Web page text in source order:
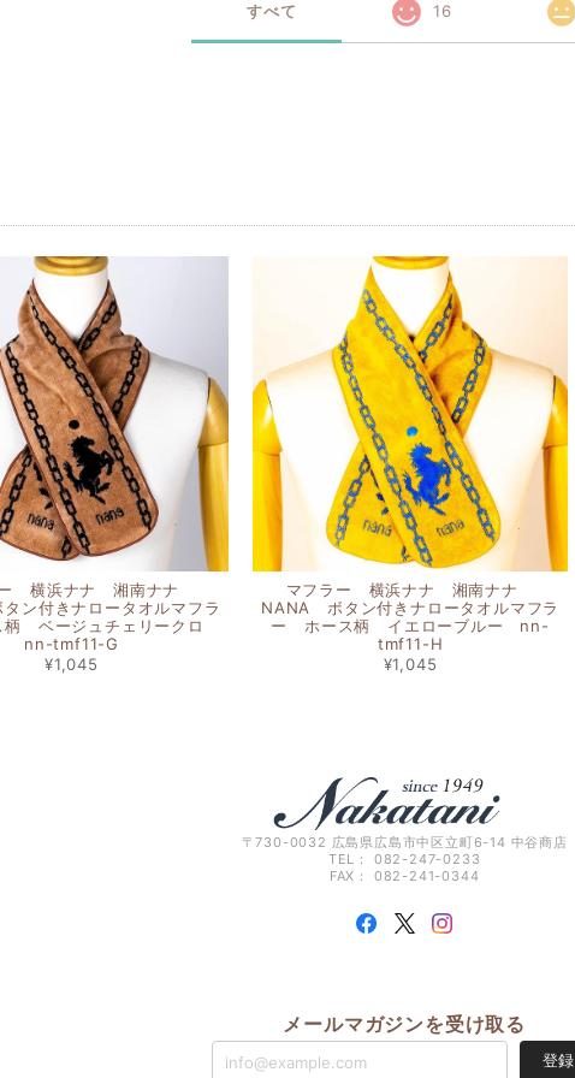
すべて 16
ー 横浜ナナ 湘南ナナ
ン付きナロータオルマフラ
ベージュチェリークロ
nn-tmf11-G
¥1,045
マフラー 横浜ナナ 湘南ナナ
NANA ボタン付きナロータオルマフラ
ー ホース柄 イエローブルー nn-
tmf11-H
¥1,045
〒730-0032 広島県広島市中区立町6-14 中谷商店
TEL： 082-247-0233
FAX： 082-241-0344
メールマガジンを受け取る
登録